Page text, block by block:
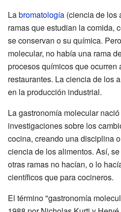
Labromatología (ciencia de los
ramas que estudian la comida,
se conservan o su química.
molecular, no había una rama
procesos químicos que ocurren
restaurantes. La ciencia de los
en la producción industrial.
La gastronomía molecular
investigaciones sobre los
cocina, creando una disciplina
ciencia de los alimentos. Así,
otras ramas no hacían, o lo
científicos que para cocineros.
El término "gastronomía